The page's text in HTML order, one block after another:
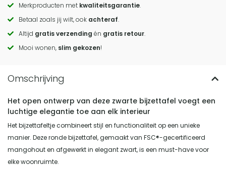
Call
to
actions
Merkproducten met kwaliteitsgarantie.
Betaal zoals jij wilt, ook achteraf.
Altijd gratis verzending én gratis retour.
Mooi wonen, slim gekozen!
Het open ontwerp van deze zwarte bijzettafel voegt een
luchtige elegantie toe aan elk interieur
Het bijzettafeltje combineert stijl en functionaliteit op een unieke
manier. Deze ronde bijzettafel, gemaakt van FSC®-gecertificeerd
mangohout en afgewerkt in elegant zwart, is een must-have voor
elke woonruimte.